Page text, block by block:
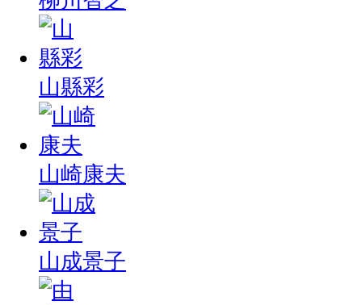
山縣彩
山崎康夫
山成景子